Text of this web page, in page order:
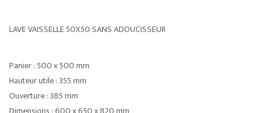
LAVE VAISSELLE 50X50 SANS ADOUCISSEUR
Panier : 500 x 500 mm
Hauteur utile : 355 mm
Ouverture : 385 mm